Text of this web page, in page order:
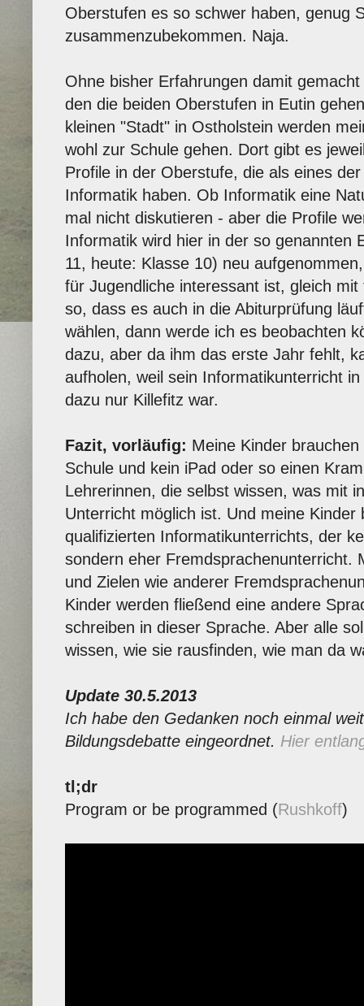
Oberstufen es so schwer haben, genug
zusammenzubekommen. Naja.
Ohne bisher Erfahrungen damit
den die beiden Oberstufen in Eutin
kleinen "Stadt" in Ostholstein werden
wohl zur Schule gehen. Dort gibt es
Profile in der Oberstufe, die als eines
Informatik haben. Ob Informatik eine
mal nicht diskutieren - aber die Profile
Informatik wird hier in der so genannten
11, heute: Klasse 10) neu
für Jugendliche interessant ist, gleich
so, dass es auch in die Abiturprüfung
wählen, dann werde ich es beobachten
dazu, aber da ihm das erste Jahr fehlt,
aufholen, weil sein Informatikunterricht
dazu nur Killefitz war.
Fazit, vorläufig: Meine Kinder
Schule und kein iPad oder so einen
Lehrerinnen, die selbst wissen, was mit
Unterricht möglich ist. Und meine Kinder
qualifizierten Informatikunterrichts, der
sondern eher Fremdsprachenunterricht.
und Zielen wie anderer
Kinder werden fließend eine andere
schreiben in dieser Sprache. Aber alle
wissen, wie sie rausfinden, wie man da
Update 30.5.2013
Ich habe den Gedanken noch einmal
Bildungsdebatte eingeordnet. Hier
tl;dr
Program or be programmed (Rushkoff)